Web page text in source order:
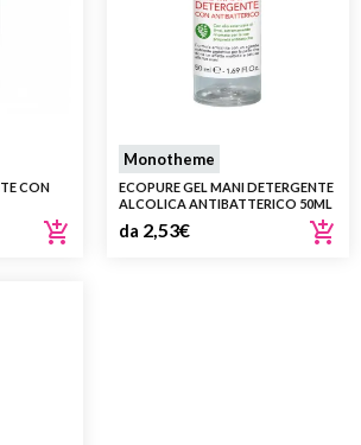
CON
Monotheme
ECOPURE GEL MANI DETERGENTE
ALCOLICA ANTIBATTERICO 50ML
da 2,53€